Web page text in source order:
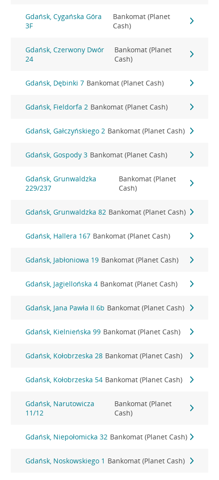
Gdańsk, Cygańska Góra
3F
Bankomat (Planet
Cash)
Gdańsk, Czerwony Dwór
24
Bankomat (Planet
Cash)
Gdańsk, Dębinki 7 Bankomat (Planet Cash)
Gdańsk, Fieldorfa 2 Bankomat (Planet Cash)
Gdańsk, Gałczyńskiego 2 Bankomat (Planet Cash)
Gdańsk, Gospody 3 Bankomat (Planet Cash)
Gdańsk, Grunwaldzka
229/237
Bankomat (Planet
Cash)
Gdańsk, Grunwaldzka 82 Bankomat (Planet Cash)
Gdańsk, Hallera 167 Bankomat (Planet Cash)
Gdańsk, Jabłoniowa 19 Bankomat (Planet Cash)
Gdańsk, Jagiellońska 4 Bankomat (Planet Cash)
Gdańsk, Jana Pawła II 6b Bankomat (Planet Cash)
Gdańsk, Kielnieńska 99 Bankomat (Planet Cash)
Gdańsk, Kołobrzeska 28 Bankomat (Planet Cash)
Gdańsk, Kołobrzeska 54 Bankomat (Planet Cash)
Gdańsk, Narutowicza
11/12
Bankomat (Planet
Cash)
Gdańsk, Niepołomicka 32 Bankomat (Planet Cash)
Gdańsk, Noskowskiego 1 Bankomat (Planet Cash)